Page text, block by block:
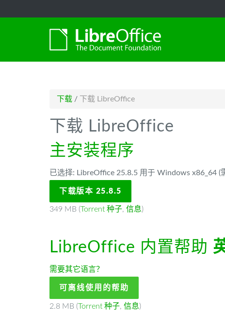
下载 / 下载 LibreOffice
下载 LibreOffice
主安装程序
已选择: LibreOffice 25.8.5 用于 Windows x86_64 (
下载版本 25.8.5
349 MB (Torrent 种子, 信息)
LibreOffice 内置帮助
需要其它语言？
可离线使用的帮助
2.8 MB (Torrent 种子, 信息)